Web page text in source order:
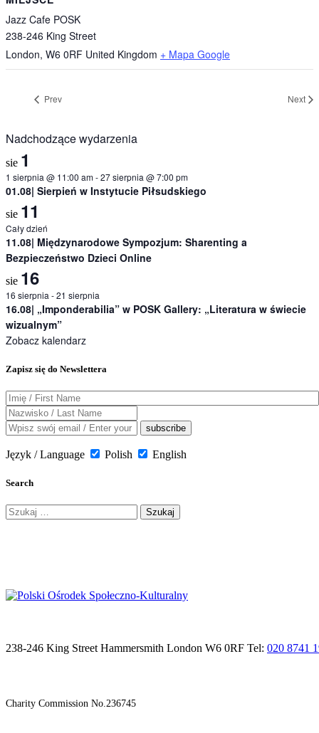
Jazz Cafe POSK
238-246 King Street
London, W6 0RF United Kingdom + Mapa Google
Prev Next
Nadchodzące wydarzenia
sie 1
1 sierpnia @ 11:00 am-27 sierpnia @ 7:00 pm
01.08| Sierpień w Instytucie Piłsudskiego
sie 11
Cały dzień
11.08| Międzynarodowe Sympozjum: Sharenting a
Bezpieczeństwo Dzieci Online
sie 16
16 sierpnia -21 sierpnia
16.08| „Imponderabilia” w POSK Gallery: „Literatura w świecie
wizualnym”
Zobacz kalendarz
Zapisz się do Newslettera
Język / Language Polish English
Search
Szukaj:
238-246 King Street Hammersmith London W6 0RF Tel: 020 8741
Charity Commission No.236745